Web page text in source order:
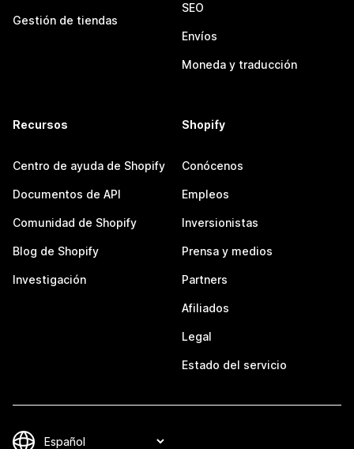
Gestión de tiendas
SEO
Envíos
Moneda y traducción
Recursos
Centro de ayuda de Shopify
Documentos de API
Comunidad de Shopify
Blog de Shopify
Investigación
Shopify
Conócenos
Empleos
Inversionistas
Prensa y medios
Partners
Afiliados
Legal
Estado del servicio